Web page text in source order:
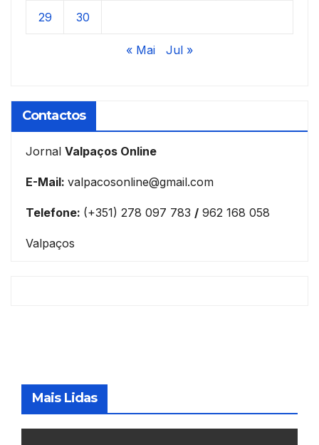
29 30
« Mai Jul »
Contactos
Jornal Valpaços Online
E-Mail: valpacosonline@gmail.com
Telefone: (+351) 278 097 783 / 962 168 058
Valpaços
Mais Lidas